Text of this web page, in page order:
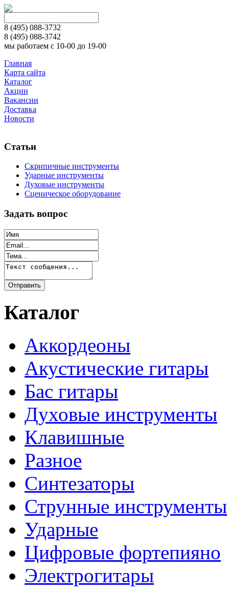
8 (495) 088-3732
8 (495) 088-3742
мы работаем с 10-00 до 19-00
Главная
Карта сайта
Каталог
Акции
Вакансии
Доставка
Новости
Статьи
Скрипичные инструменты
Ударные инструменты
Духовые инструменты
Сценическое оборудование
Задать вопрос
Каталог
Аккордеоны
Акустические гитары
Бас гитары
Духовые инструменты
Клавишные
Разное
Синтезаторы
Струнные инструменты
Ударные
Цифровые фортепияно
Электрогитары